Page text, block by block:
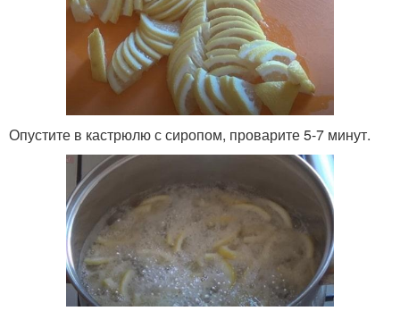
Опустите в кастрюлю с сиропом, проварите 5-7 минут.